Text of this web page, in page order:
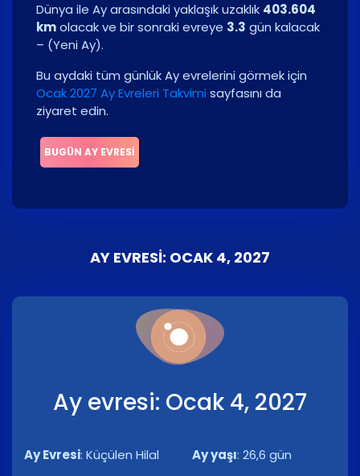
Dünya ile Ay arasındaki yaklaşık uzaklık 403.604
kmolacak ve bir sonraki evreye 3.3 gün kalacak
– (Yeni Ay).
Bu aydaki tüm günlük Ay evrelerini görmek için
Ocak 2027 Ay Evreleri Takvimi sayfasını da
ziyaret edin.
BUGÜN AY EVRESI
AY EVRESI: OCAK 4, 2027
Ay evresi: Ocak 4, 2027
Ay Evresi: Küçülen Hilal
Ay yaşı: 26,6 gün